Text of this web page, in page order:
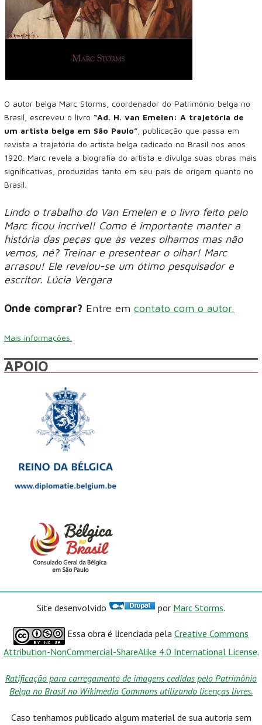
O autor belga Marc Storms, coordenador do Patrimônio belga no
Brasil, escreveu o livro “Ad. H. van Emelen: A trajetória de
um artista belga em São Paulo” , publicação que passa em
revista a trajetória do artista belga radicado no Brasil nos anos
1920. Marc revela a biografia do artista e divulga suas obras mais
significativas, produzidas tanto em seu país de origem quanto no
Brasil.
Lindo o trabalho do Van Emelen e o livro feito pelo
Marc ficou incrível! Como é importante manter a
história das peças que às vezes olhamos mas não
vemos, né? Treinar e presentear o olhar! Marc
arrasou! Ele revelou-se um ótimo pesquisador e
escritor. Lúcia Vergara
Onde comprar? Entre em contato com o autor.
Mais informações.
APOIO
Site desenvolvido por Marc Storms.
Essa obra é licenciada pela Creative Commons
Attribution-NonCommercial-ShareAlike 4.0 International License.
Ratificação para carregamento de imagens cedidas pelo Patrimônio
Belga no Brasil no Wikimedia Commons utilizando licenças livres.
Caso tenhamos publicado algum material de sua autoria sem